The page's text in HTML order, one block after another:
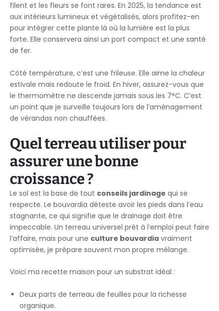
filent et les fleurs se font rares. En 2025, la tendance est
aux intérieurs lumineux et végétalisés, alors profitez-en
pour intégrer cette plante là où la lumière est la plus
forte. Elle conservera ainsi un port compact et une santé
de fer.
Côté température, c’est une frileuse. Elle aime la chaleur
estivale mais redoute le froid. En hiver, assurez-vous que
le thermomètre ne descende jamais sous les 7°C. C’est
un point que je surveille toujours lors de l’aménagement
de vérandas non chauffées.
Quel terreau utiliser pour
assurer une bonne
croissance ?
Le sol est la base de tout conseils jardinage qui se
respecte. Le bouvardia déteste avoir les pieds dans l’eau
stagnante, ce qui signifie que le drainage doit être
impeccable. Un terreau universel prêt à l’emploi peut faire
l’affaire, mais pour une culture bouvardia vraiment
optimisée, je prépare souvent mon propre mélange.
Voici ma recette maison pour un substrat idéal :
Deux parts de terreau de feuilles pour la richesse
organique.